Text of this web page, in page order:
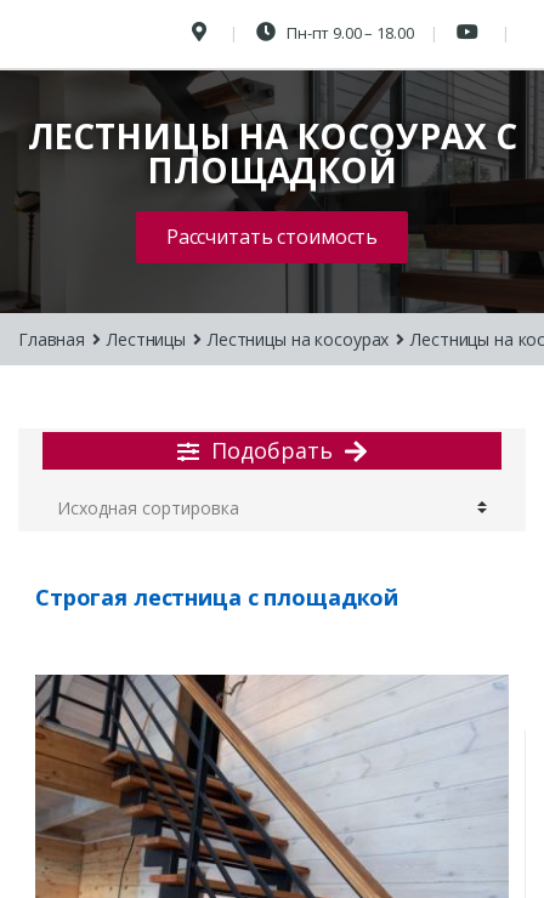
Пн-пт 9.00 – 18.00
ЛЕСТНИЦЫ НА КОСОУРАХ С
ПЛОЩАДКОЙ
Рассчитать стоимость
Главная Лестницы Лестницы на косоурах Лестницы на
Подобрать
Строгая лестница с площадкой